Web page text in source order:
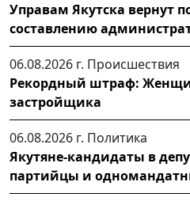
Управам Якутска вернут
составлению
06.08.2026 г. Происшествия
Рекордный штраф:
застройщика
06.08.2026 г. Политика
Якутяне-кандидаты в
партийцы и